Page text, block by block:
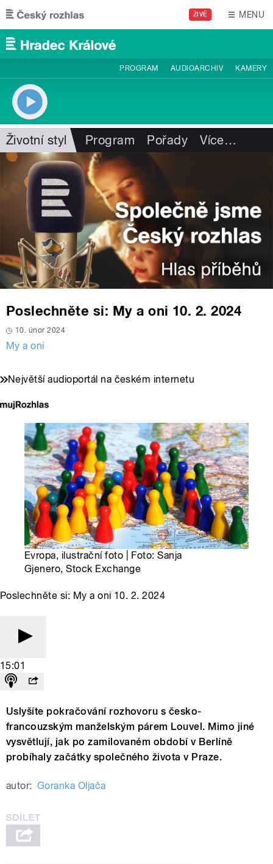
Přejít k hlavnímu obsahu
ŽIVĚ MENU
PROGRAM AUDIOARCHIV KAMERY
Životní styl Program Pořady Více…
Poslechněte si: My a oni 10. 2. 2024
10. únor 2024
My a oni
Největší audioportál na českém internetu
Evropa, ilustrační foto | Foto: Sanja
Gjenero, Stock Exchange
Poslechněte si: My a oni 10. 2. 2024
15:01
Uslyšíte pokračování rozhovoru s česko-
francouzským manželským párem Louvel. Mimo jiné
vysvětlují, jak po zamilovaném období v Berlíně
probíhaly začátky společného života v Praze.
autor: Goranka Oljača